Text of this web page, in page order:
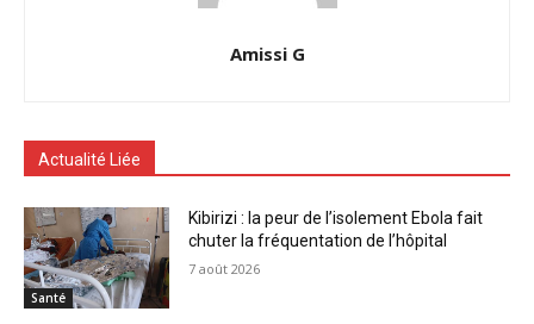
Amissi G
Actualité Liée
Santé
Kibirizi : la peur de l’isolement Ebola fait
chuter la fréquentation de l’hôpital
7 août 2026